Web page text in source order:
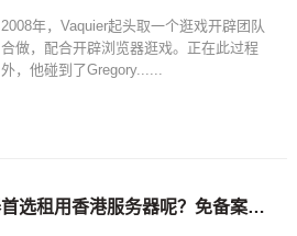
2008年，Vaquier起头取一个逛戏开辟团队
合做，配合开辟浏览器逛戏。正在此过程
外，他碰到了Gregory......
为什么国外直播服务器首选租用香港服务器呢？免备案服务器租用